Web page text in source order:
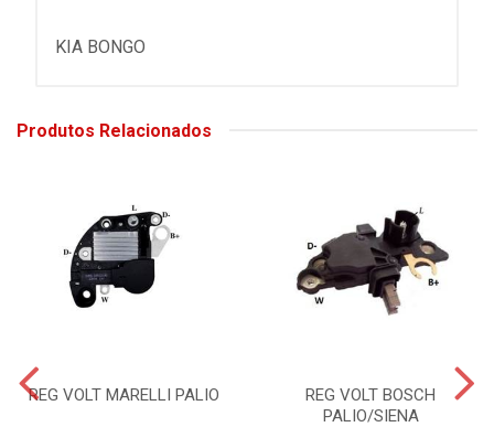
KIA BONGO
Produtos Relacionados
REG VOLT MARELLI PALIO
REG VOLT BOSCH
PALIO/SIENA